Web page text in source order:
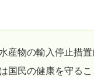
産物の輸入停止措
国民の健康を守る